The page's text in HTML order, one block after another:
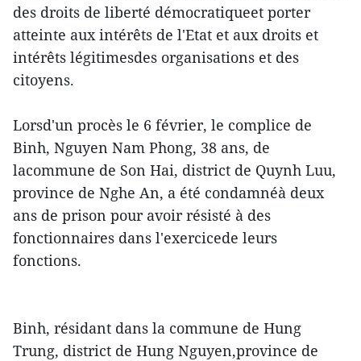
des droits de liberté démocratiqueet porter
atteinte aux intérêts de l'Etat et aux droits et
intérêts légitimesdes organisations et des
citoyens.
Lorsd'un procès le 6 février, le complice de
Binh, Nguyen Nam Phong, 38 ans, de
lacommune de Son Hai, district de Quynh Luu,
province de Nghe An, a été condamnéà deux
ans de prison pour avoir résisté à des
fonctionnaires dans l'exercicede leurs
fonctions.
Binh, résidant dans la commune de Hung
Trung, district de Hung Nguyen,province de